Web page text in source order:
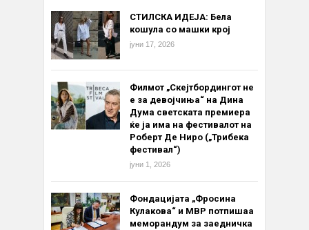
СТИЛСКА ИДЕЈА: Бела
кошула со машки крој
јуни 17, 2026
Филмот „Скејтбордингот не
е за девојчиња“ на Дина
Дума светската премиера
ќе ја има на фестивалот на
Роберт Де Ниро („Трибека
фестивал“)
јуни 1, 2026
Фондацијата „Фросина
Кулакова“ и МВР потпишаа
меморандум за заедничка